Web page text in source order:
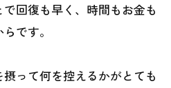
回復も早く、時間もお金も
です。
って何を控えるかがとても